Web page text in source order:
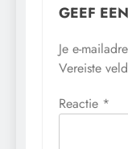
GEEF
Je e-
Vereiste
Reactie *